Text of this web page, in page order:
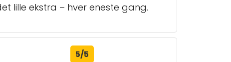
lille ekstra – hver eneste gang.
5/5